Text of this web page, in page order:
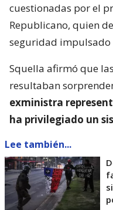
cuestionadas por el
Republicano, quien
seguridad
Squella afirmó que
resultaban
exministra
ha privilegiado un
Lee también...